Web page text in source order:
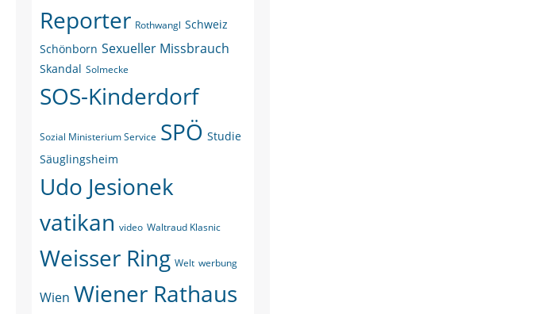
Reporter Rothwangl Schweiz
Schönborn Sexueller Missbrauch
Skandal Solmecke
SOS-Kinderdorf
Sozial Ministerium Service SPÖ Studie
Säuglingsheim
Udo Jesionek
vatikan video Waltraud Klasnic
Weisser Ring Welt werbung
Wien Wiener Rathaus